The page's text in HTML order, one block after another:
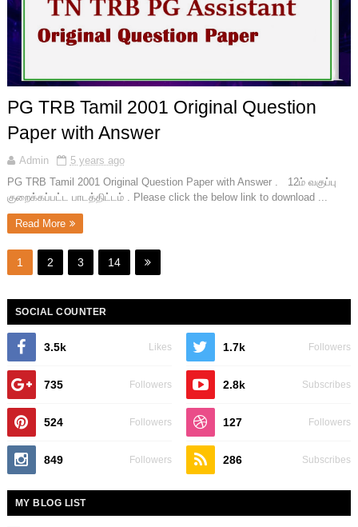
PG TRB Tamil 2001 Original Question
Paper with Answer
Admin
5 years ago
PG TRB Tamil 2001 Original Question Paper with Answer . 12ம் வகுப்பு
குறைக்கப்பட்ட பாடத்திட்டம் . Please click the below link to download ...
Read More
1 2 3 14
SOCIAL COUNTER
3.5k Likes 1.7k Followers
735 Followers 2.8k Subscribes
524 Followers 127 Followers
849 Followers 286 Subscribes
MY BLOG LIST